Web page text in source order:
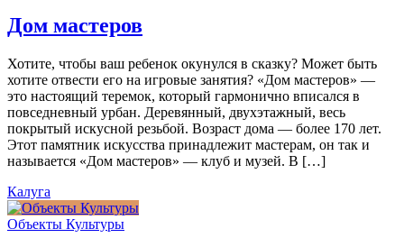
Дом мастеров
Хотите, чтобы ваш ребенок окунулся в сказку? Может быть
хотите отвести его на игровые занятия? «Дом мастеров» —
это настоящий теремок, который гармонично вписался в
повседневный урбан. Деревянный, двухэтажный, весь
покрытый искусной резьбой. Возраст дома — более 170 лет.
Этот памятник искусства принадлежит мастерам, он так и
называется «Дом мастеров» — клуб и музей. В […]
Калуга
Объекты Культуры